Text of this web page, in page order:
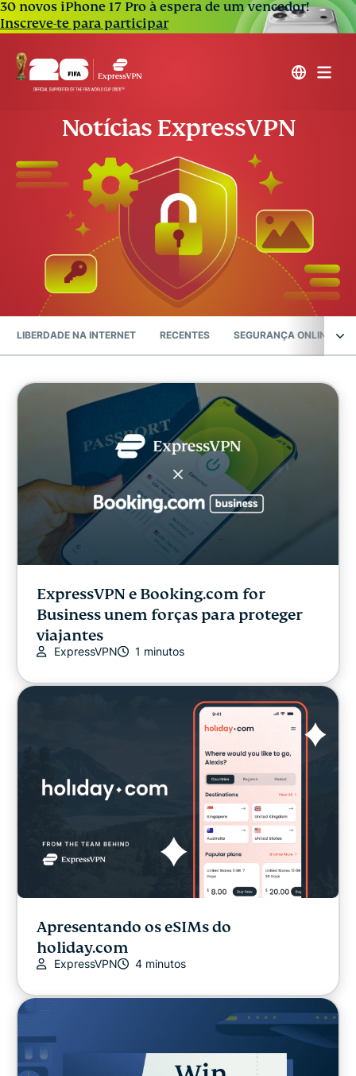
30 novos iPhone 17 Pro à espera de um vencedor!
Inscreve-te para participar
Notícias ExpressVPN
LIBERDADE NA INTERNET RECENTES SEGURANÇA ONLINE
Cibersegurança
Liberdade digital
ExpressVPN for Teams
Notícias ExpressVPN
Liberdade na internet
RECENTES
Privacidade
Privacidade
Dicas & Truques
Guias de VPN
ExpressVPN e Booking.com for
Business unem forças para proteger
viajantes
ExpressVPN 1 minutos
Apresentando os eSIMs do
holiday.com
ExpressVPN 4 minutos